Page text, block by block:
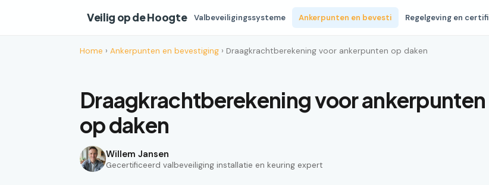
Veilig op de Hoogte Valbeveiligingssysteme Ankerpunten en bevesti Regelgeving en certifi
Home › Ankerpunten en bevestiging › Draagkrachtberekening voor ankerpunten op daken
Draagkrachtberekening voor ankerpunten
op daken
Willem Jansen
Gecertificeerd valbeveiliging installatie en keuring expert